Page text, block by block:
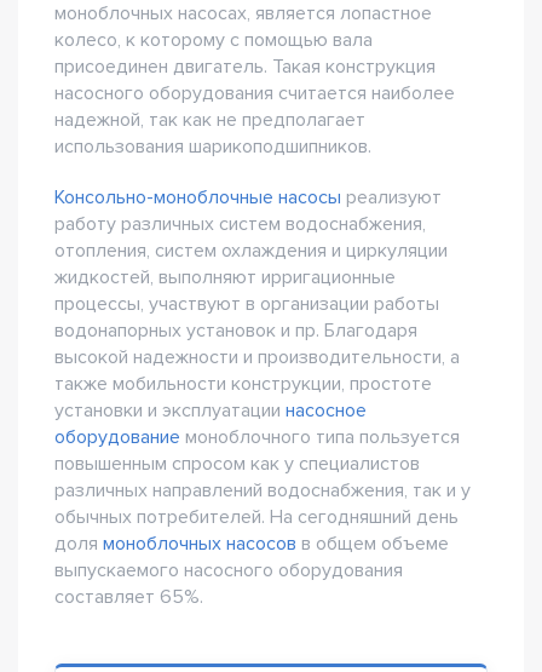
моноблочных насосах, является лопастное
колесо, к которому с помощью вала
присоединен двигатель. Такая конструкция
насосного оборудования считается наиболее
надежной, так как не предполагает
использования шарикоподшипников.
Консольно-моноблочные насосы реализуют
работу различных систем водоснабжения,
отопления, систем охлаждения и циркуляции
жидкостей, выполняют ирригационные
процессы, участвуют в организации работы
водонапорных установок и пр. Благодаря
высокой надежности и производительности, а
также мобильности конструкции, простоте
установки и эксплуатации насосное
оборудование моноблочного типа пользуется
повышенным спросом как у специалистов
различных направлений водоснабжения, так и у
обычных потребителей. На сегодняшний день
доля моноблочных насосов в общем объеме
выпускаемого насосного оборудования
составляет 65%.